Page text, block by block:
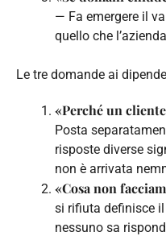
— Fa emergere il
quello che
Le tre domande ai
«Perché un
Posta
risposte diverse
non è arrivata
«Cosa non
si rifiuta definisce
nessuno sa